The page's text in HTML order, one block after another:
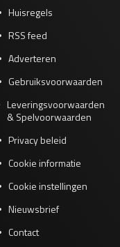
Huisregels
RSS feed
Adverteren
Gebruiksvoorwaarden
Leveringsvoorwaarden
& Spelvoorwaarden
Privacy beleid
Cookie informatie
Cookie instellingen
Nieuwsbrief
Contact